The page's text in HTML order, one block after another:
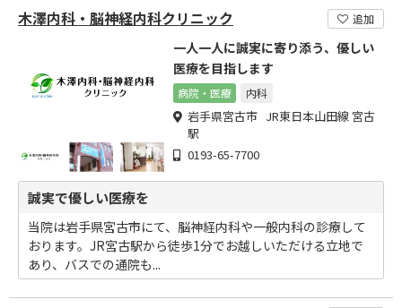
木澤内科・脳神経内科クリニック 追加
一人一人に誠実に寄り添う、優しい
医療を目指します
病院・医療 内科
岩手県宮古市 JR東日本山田線 宮古
駅
0193-65-7700
誠実で優しい医療を
当院は岩手県宮古市にて、脳神経内科や一般内科の診療して
おります。JR宮古駅から徒歩1分でお越しいただける立地で
あり、バスでの通院も...